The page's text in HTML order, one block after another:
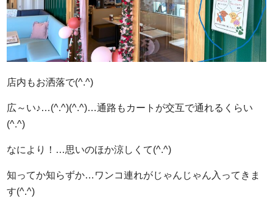
店内もお洒落で(^.^)
広～い♪…(^.^)(^.^)…通路もカートが交互で通れるくらい
(^.^)
なにより！…思いのほか涼しくて(^.^)
知ってか知らずか…ワンコ連れがじゃんじゃん入ってきま
す(^.^)